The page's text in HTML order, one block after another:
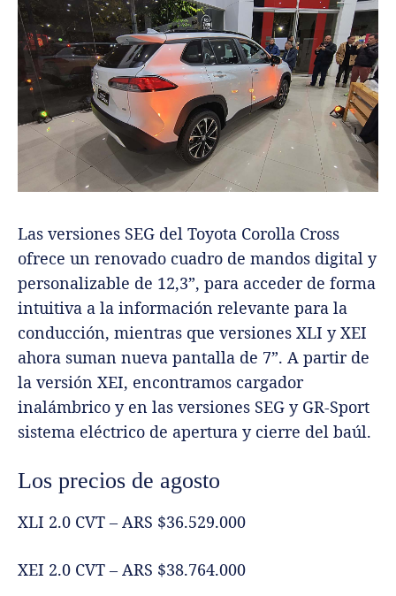
Las versiones SEG del Toyota Corolla Cross
ofrece un renovado cuadro de mandos digital y
personalizable de 12,3”, para acceder de forma
intuitiva a la información relevante para la
conducción, mientras que versiones XLI y XEI
ahora suman nueva pantalla de 7”. A partir de
la versión XEI, encontramos cargador
inalámbrico y en las versiones SEG y GR-Sport
sistema eléctrico de apertura y cierre del baúl.
Los precios de agosto
XLI 2.0 CVT – ARS $36.529.000
XEI 2.0 CVT – ARS $38.764.000